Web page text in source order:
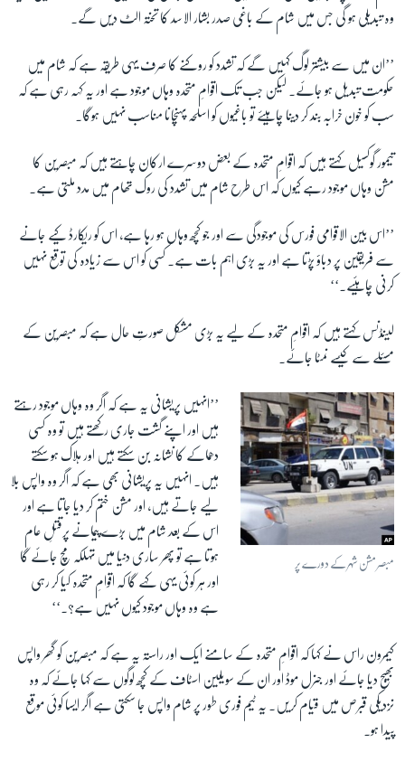
وہ تبدیلی ہو گی جس میں شام کے باغی صدر بشار الاسد کا تختہ الٹ دیں گے۔
’’ان میں سے بیشتر لوگ کہیں گے کہ تشدد کو روکنے کا صرف یہی طریقہ ہے کہ شام میں
حکومت تبدیل ہو جائے۔ لیکن جب تک اقوامِ متحدہ وہاں موجود ہے اور یہ کہہ رہی ہے کہ
سب کو خون خرابہ بند کر دینا چاہیئے تو باغیوں کو اسلحہ پہنچانا مناسب نہیں ہوگا۔
تیمور گوکسیل کہتے ہیں کہ اقوامِ متحدہ کے بعض دوسرے ارکان چاہتے ہیں کہ مبصرین کا
مشن وہاں موجود رہے کیوں کہ اس طرح شام میں تشدد کی روک تھام میں مدد ملتی ہے۔
’’اس بین الاقوامی فورس کی موجودگی سے اور جو کچھ وہاں ہو رہا ہے، اس کو ریکارڈ کیے جانے
سے فریقین پر دباؤ پڑتا ہے اور یہ بڑی اہم بات ہے۔ کسی کو اس سے زیادہ کی توقع نہیں
کرنی چاہئیے۔‘‘
لینڈنس کہتے ہیں کہ اقوامِ متحدہ کے لیے یہ بڑی مشکل صورتِ حال ہے کہ مبصرین کے
مسئلے سے کیسے نمٹا جائے۔
مبصر مشن شہر کے دورے پر
’’انہیں پریشانی یہ ہے کہ اگر وہ وہاں موجود رہتے
ہیں اور اپنے گشت جاری رکھتے ہیں تو وہ کسی
دھماکے کا نشانہ بن سکتے ہیں اور ہلاک ہو سکتے
ہیں۔ انہیں یہ پریشانی بھی ہے کہ اگر وہ واپس بلا
لیے جاتے ہیں، اور مشن ختم کر دیا جاتا ہے اور
اس کے بعد شام میں بڑے پیمانے پرقتلِ عام
ہوتا ہے تو پھر ساری دنیا میں تہلکہ مچ جائے گا
اور ہر کوئی یہی کہے گا کہ اقوامِ متحدہ کیا کر رہی
ہے وہ وہاں موجود کیوں نہیں ہے؟۔‘‘
کیمرون راس نے کہا کہ اقوامِ متحدہ کے سامنے ایک اور راستہ یہ ہے کہ مبصرین کو گھر واپس
بھیج دیا جائے اور جنرل موڈ اور ان کے سویلین اسٹاف کے کچھ لوگوں سے کہا جائے کہ وہ
نزدیکی قبرص میں قیام کریں۔ یہ ٹیم فوری طور پر شام واپس جا سکتی ہے اگر ایسا کوئی موقع
پیدا ہو۔